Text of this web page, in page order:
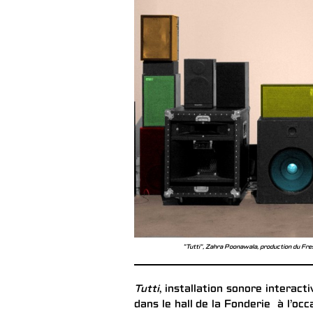
"Tutti", Zahra Poonawala, production du
Tutti, installation sonore
dans le hall de la Fonderie à